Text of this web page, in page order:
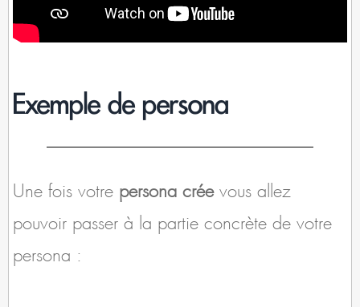
Exemple de persona
Une fois votre persona crée vous allez
pouvoir passer à la partie concrète de votre
persona :